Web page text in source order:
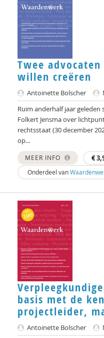
Hein Bokern
Frits Bolkestein
Ben Boog
Gustaaf Bos
Richard Brons
Mark Coeckelbergh
Job Cohen
Germain Creyghton
Marjon de Boer-
Ed de Jonge
Michiel de Ronde
Marcel de Rooij
Anettte de Valk
Maurice de van der
Ineke de Vries
Govert- Jan de Vrieze
Twee
willen creëren
Antoinette Bolscher
Ruim anderhalf jaar geleden
Folkert Jensma over
rechtsstaat (30 december
op...
MEER INFO €
Onderdeel van
basis met de
projectleider,
Antoinette Bolscher